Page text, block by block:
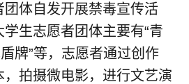
体自发开展禁毒宣传活
生志愿者团体主要有“青
牌”等，志愿者通过创作
拍摄微电影，进行文艺演